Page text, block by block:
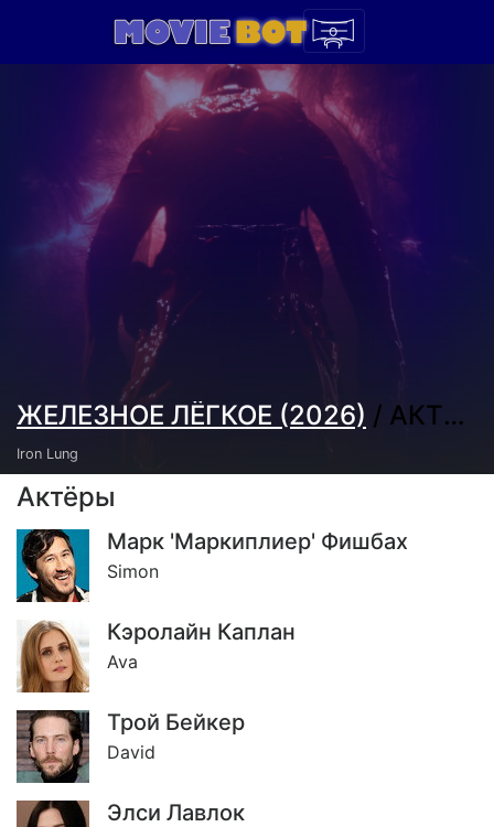
ЖЕЛЕЗНОЕ ЛЁГКОЕ (2026) / АКТЁРЫ И СОЗДАТЕЛИ
Iron Lung
Актёры
Марк 'Маркиплиер' Фишбах
Simon
Кэролайн Каплан
Ava
Трой Бейкер
David
Элси Лавлок